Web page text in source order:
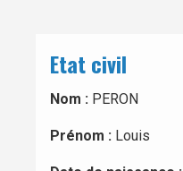
Etat civil
Nom : PERON
Prénom : Louis